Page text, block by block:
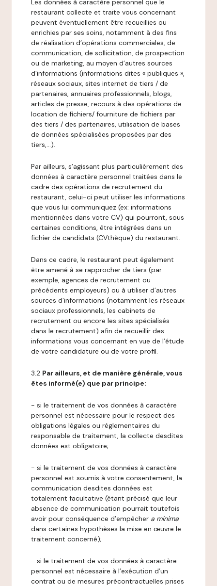
Les données à caractère personnel que le
restaurant collecte et traite vous concernant
peuvent éventuellement être recueillies ou
enrichies par ses soins, notamment à des fins
de réalisation d’opérations commerciales, de
communication, de sollicitation, de prospection
ou de marketing, au moyen d’autres sources
d’informations (informations dites « publiques »,
réseaux sociaux, sites internet de tiers / de
partenaires, annuaires professionnels, blogs,
articles de presse, recours à des opérations de
location de fichiers/ fourniture de fichiers par
des tiers / des partenaires, utilisation de bases
de données spécialisées proposées par des
tiers,…).
Par ailleurs, s’agissant plus particulièrement des
données à caractère personnel traitées dans le
cadre des opérations de recrutement du
restaurant, celui-ci peut utiliser les informations
que vous lui communiquez (ex: informations
mentionnées dans votre CV) qui pourront, sous
certaines conditions, être intégrées dans un
fichier de candidats (CVthèque) du restaurant.
Dans ce cadre, le restaurant peut également
être amené à se rapprocher de tiers (par
exemple, agences de recrutement ou
précédents employeurs) ou à utiliser d’autres
sources d’informations (notamment les réseaux
sociaux professionnels, les cabinets de
recrutement ou encore les sites spécialisés
dans le recrutement) afin de recueillir des
informations vous concernant en vue de l’étude
de votre candidature ou de votre profil.
3.2 Par ailleurs, et de manière générale, vous
êtes informé(e) que par principe:
- si le traitement de vos données à caractère
personnel est nécessaire pour le respect des
obligations légales ou réglementaires du
responsable de traitement, la collecte desdites
données est obligatoire;
- si le traitement de vos données à caractère
personnel est soumis à votre consentement, la
communication desdites données est
totalement facultative (étant précisé que leur
absence de communication pourrait toutefois
avoir pour conséquence d’empêcher a minima
dans certaines hypothèses la mise en œuvre le
traitement concerné);
- si le traitement de vos données à caractère
personnel est nécessaire à l’exécution d’un
contrat ou de mesures précontractuelles prises